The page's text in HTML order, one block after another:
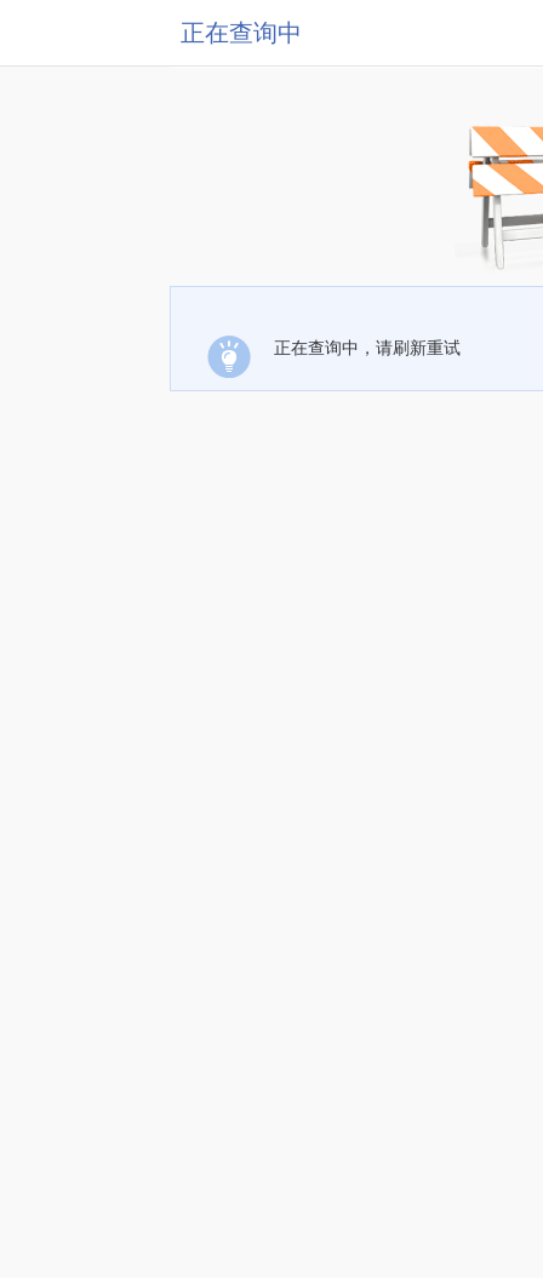
正在查询中
正在查询中，请刷新重试